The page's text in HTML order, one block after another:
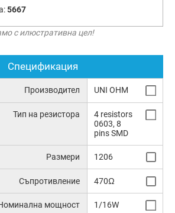
5667
с илюстративна цел!
Спецификация
Производител UNI OHM
Тип на резистора
4 resistors
0603, 8
pins SMD
Размери 1206
Съпротивление 470Ω
мощност 1/16W